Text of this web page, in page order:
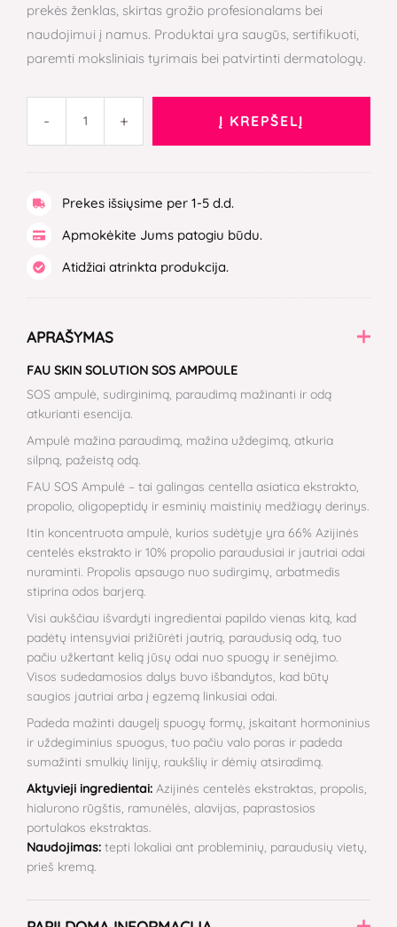
prekės ženklas, skirtas grožio profesionalams bei
naudojimui į namus. Produktai yra saugūs, sertifikuoti,
paremti moksliniais tyrimais bei patvirtinti dermatologų.
- + Į KREPŠELĮ
Prekes išsiųsime per 1-5 d.d.
Apmokėkite Jums patogiu būdu.
Atidžiai atrinkta produkcija.
APRAŠYMAS
FAU SKIN SOLUTION SOS AMPOULE
SOS ampulė, sudirginimą, paraudimą mažinanti ir odą
atkurianti esencija.
Ampulė mažina paraudimą, mažina uždegimą, atkuria
silpną, pažeistą odą.
FAU SOS Ampulė – tai galingas centella asiatica ekstrakto,
propolio, oligopeptidų ir esminių maistinių medžiagų derinys.
Itin koncentruota ampulė, kurios sudėtyje yra 66% Azijinės
centelės ekstrakto ir 10% propolio paraudusiai ir jautriai odai
nuraminti. Propolis apsaugo nuo sudirgimų, arbatmedis
stiprina odos barjerą.
Visi aukščiau išvardyti ingredientai papildo vienas kitą, kad
padėtų intensyviai prižiūrėti jautrią, paraudusią odą, tuo
pačiu užkertant kelią jūsų odai nuo spuogų ir senėjimo.
Visos sudedamosios dalys buvo išbandytos, kad būtų
saugios jautriai arba į egzemą linkusiai odai.
Padeda mažinti daugelį spuogų formų, įskaitant hormoninius
ir uždegiminius spuogus, tuo pačiu valo poras ir padeda
sumažinti smulkių linijų, raukšlių ir dėmių atsiradimą.
Aktyvieji ingredientai: Azijinės centelės ekstraktas, propolis,
hialurono rūgštis, ramunėlės, alavijas, paprastosios
portulakos ekstraktas.
Naudojimas: tepti lokaliai ant probleminių, paraudusių vietų,
prieš kremą.